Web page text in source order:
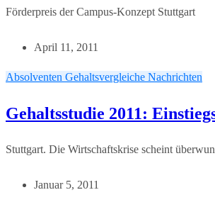
Förderpreis der Campus-Konzept Stuttgart
April 11, 2011
Absolventen Gehaltsvergleiche Nachrichten
Gehaltsstudie 2011:
Stuttgart. Die Wirtschaftskrise scheint
Januar 5, 2011